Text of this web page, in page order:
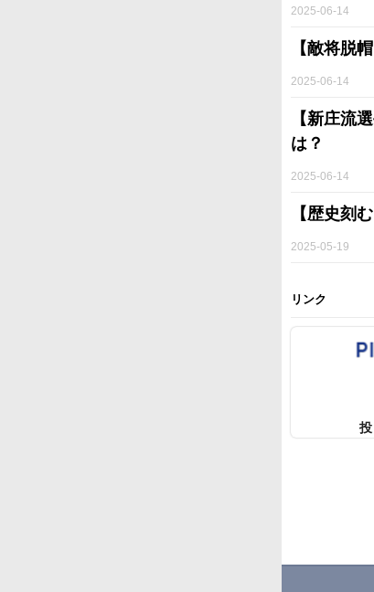
2025-06-14
【敵将脱
2025-06-14
【新庄流
は？
2025-06-14
【歴史刻
2025-05-19
リンク